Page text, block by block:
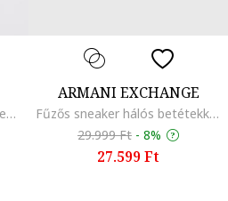
Midi télikabát fényes megjelenésű betétekkel, Fekete
ARMANI EXCHANGE
Fűzős sneaker hálós betétekkel és logóval, Világosbézs
29.999 Ft - 8%
27.599 Ft